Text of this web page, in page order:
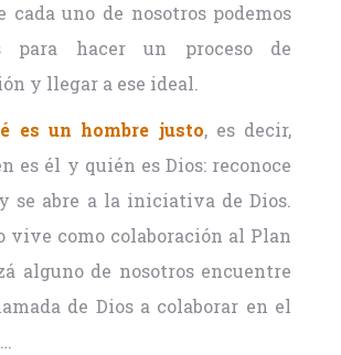
cada uno de nosotros podemos
para hacer un proceso de
y llegar a ese ideal.
es un hombre justo, es decir,
es él y quién es Dios: reconoce
se abre a la iniciativa de Dios.
vive como colaboración al Plan
alguno de nosotros encuentre
de Dios a colaborar en el